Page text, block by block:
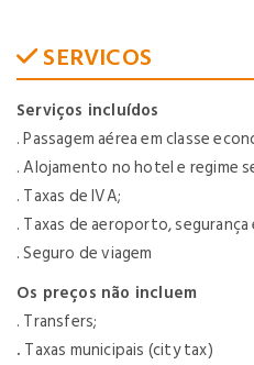
SERVICOS
Serviços incluídos
. Passagem aérea em classe
. Alojamento no hotel e regime
. Taxas de IVA;
. Taxas de aeroporto,
. Seguro de viagem
Os preços não incluem
. Transfers;
. Taxas municipais (city tax)